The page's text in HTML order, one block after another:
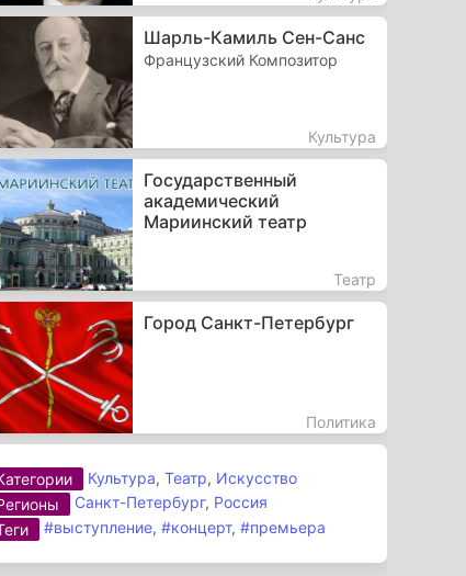
Шарль-Камиль Сен-Санс
Французский Композитор
Культура
Государственный
академический
Мариинский театр
Театр
Город Санкт-Петербург
Политика
Культура,Театр, Искусство
Санкт-Петербург, Россия
#выступление,#концерт,#премьера